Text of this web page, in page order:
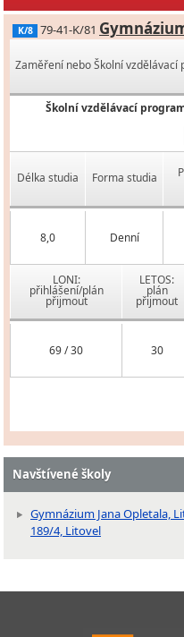
K/8 79-41-K/81
Zaměření nebo Školní vzdělávací
Školní vzdělávací
Délka studia Forma studia
8,0 Denní
LONI:
přihlášení/plán
přijmout
LETOS:
plán
přijmout
69 / 30 30
Navštívené školy
Gymnázium Jana Opletala,
189/4, Litovel